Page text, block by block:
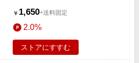
￥ 1,650+送料固定
2.0%
ストアにすすむ